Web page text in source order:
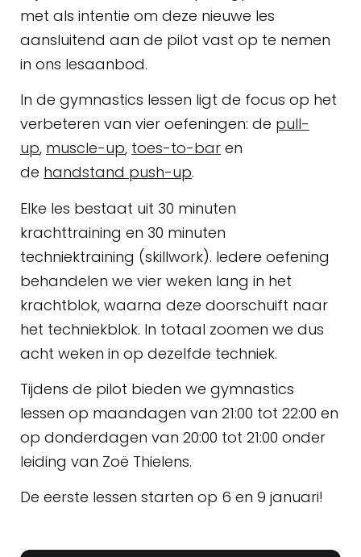
met als intentie om deze nieuwe les
aansluitend aan de pilot vast op te nemen
in ons lesaanbod.
In de gymnastics lessen ligt de focus op het
verbeteren van vier oefeningen: de pull-
up, muscle-up, toes-to-bar en
de handstand push-up.
Elke les bestaat uit 30 minuten
krachttraining en 30 minuten
techniektraining (skillwork). Iedere oefening
behandelen we vier weken lang in het
krachtblok, waarna deze doorschuift naar
het techniekblok. In totaal zoomen we dus
acht weken in op dezelfde techniek.
Tijdens de pilot bieden we gymnastics
lessen op maandagen van 21:00 tot 22:00 en
op donderdagen van 20:00 tot 21:00 onder
leiding van Zoë Thielens.
De eerste lessen starten op 6 en 9 januari!